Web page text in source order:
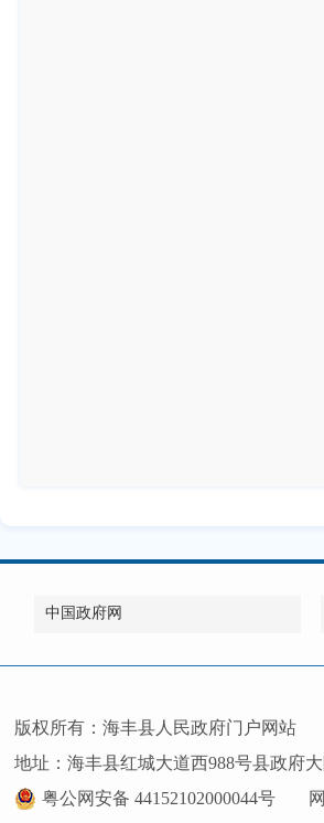
中国政府网
版权所有：海丰县人民政府门户网站
地址：海丰县红城大道西988号县政府
粤公网安备 44152102000044号